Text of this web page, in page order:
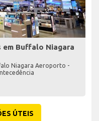
em Buffalo Niagara
Niagara Aeroporto -
ÚTEIS